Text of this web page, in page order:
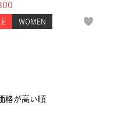
WOMEN
格が高い順